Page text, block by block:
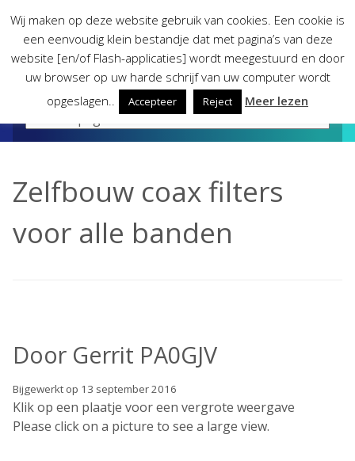
content
Zelfbouw coax filters
voor alle banden
Door Gerrit PA0GJV
Bijgewerkt op 13 september 2016
Klik op een plaatje voor een vergrote weergave
Please click on a picture to see a large view.
Wij maken op deze website gebruik van cookies. Een cookie is
een eenvoudig klein bestandje dat met pagina’s van deze
website [en/of Flash-applicaties] wordt meegestuurd en door
uw browser op uw harde schrijf van uw computer wordt
opgeslagen..
Accepteer Reject Meer lezen